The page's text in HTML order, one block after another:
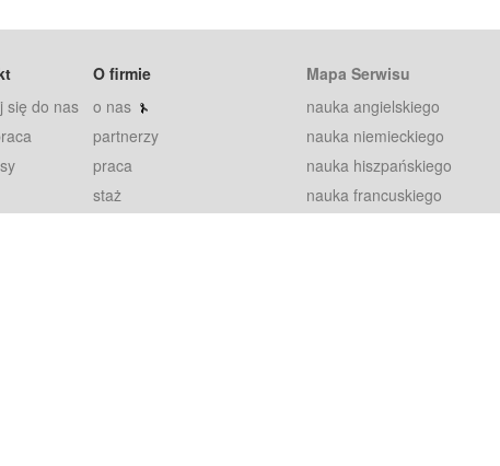
się do nas
O firmie
o nas
partnerzy
praca
staż
Mapa Serwisu
nauka angielskiego
nauka niemieckiego
nauka hiszpańskiego
nauka francuskiego